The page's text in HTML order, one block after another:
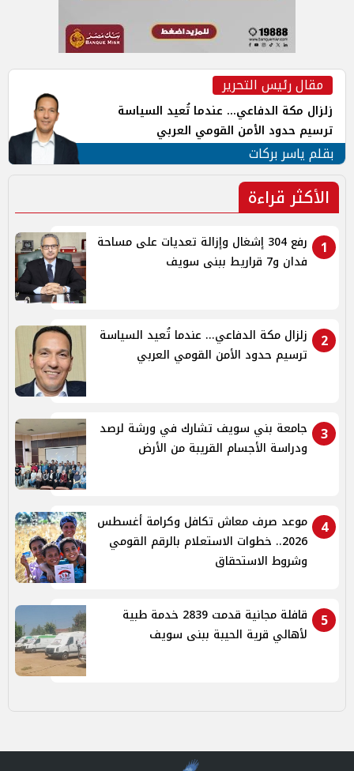
مقال رئيس التحرير
زلزال مكة الدفاعي... عندما تُعيد السياسة
ترسيم حدود الأمن القومي العربي
بقلم ياسر بركات
الأكثر قراءة
1
رفع 304 إشغال وإزالة تعديات على مساحة
فدان و7 قراريط ببنى سويف
2
زلزال مكة الدفاعي... عندما تُعيد السياسة
ترسيم حدود الأمن القومي العربي
3
جامعة بني سويف تشارك في ورشة لرصد
ودراسة الأجسام القريبة من الأرض
4
موعد صرف معاش تكافل وكرامة أغسطس
2026.. خطوات الاستعلام بالرقم القومي
وشروط الاستحقاق
5
قافلة مجانية قدمت 2839 خدمة طبية
لأهالي قرية الحيبة ببنى سويف